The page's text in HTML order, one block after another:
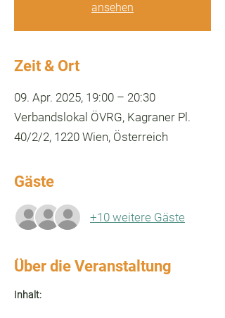
ansehen
Zeit & Ort
09. Apr. 2025, 19:00 – 20:30
Verbandslokal ÖVRG, Kagraner Pl.
40/2/2, 1220 Wien, Österreich
Gäste
+10 weitere Gäste
Über die Veranstaltung
Inhalt: